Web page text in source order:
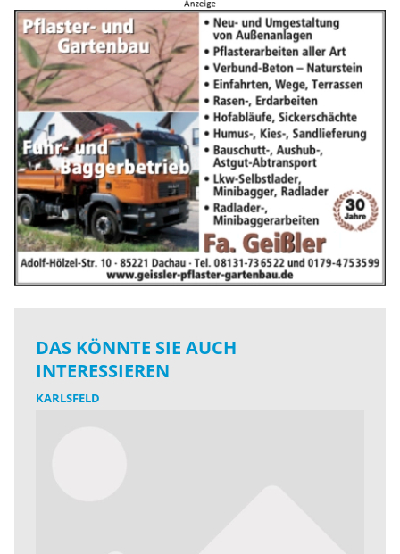
DAS KÖNNTE SIE AUCH
INTERESSIEREN
KARLSFELD